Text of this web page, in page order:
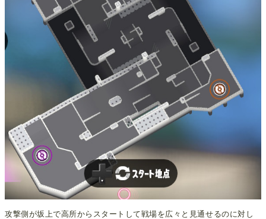
攻撃側が坂上で高所からスタートして戦場を広々と見通せるのに対し